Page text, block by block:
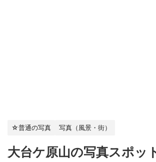
☆普通の写真 写真（風景・街）
大台ケ原山の写真スポッ